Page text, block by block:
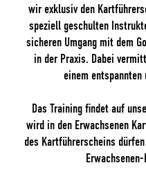
wir exklusiv den
speziell geschulten
sicheren Umgang mit dem
in der Praxis. Dabei
einem
Das Training findet auf
wird in den Erwachsenen
des Kartführerscheins